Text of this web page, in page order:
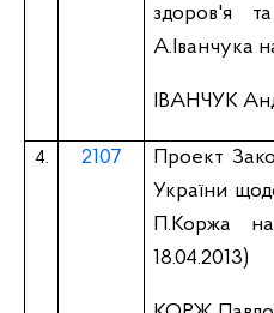
здоров'я
А.Іванчука
ІВАНЧУК
4. 2107
Проект
України
П.Коржа
18.04.2013)